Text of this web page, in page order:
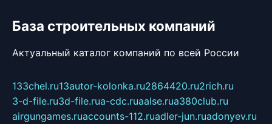
База строительных компаний
Актуальный каталог компаний по всей России
133chel.ru13autor-kolonka.ru2864420.ru2rich.ru
3-d-file.ru3d-file.rua-cdc.ruaalse.rua380club.ru
airgungames.ruaccounts-112.ruadler-jun.ruadonyev.ru